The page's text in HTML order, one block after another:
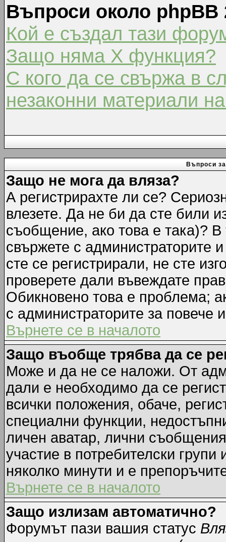
Въпроси около phpBB
Кой е създал тази
Защо няма X функция?
С кого да се свържа в
незаконни материали
Въпроси
Защо не мога да вляза?
А регистрирахте ли се?
влезете. Да не би да сте били
съобщение, ако това е така)?
свържете с администраторите
сте се регистрирали, не сте
проверете дали въвеждате
Обикновено това е проблема;
с администраторите за повече
Върнете се в началото
Защо въобще трябва да се
Може и да не се наложи. От
дали е необходимо да се
всички положения, обаче,
специални функции,
личен аватар, лични
участие в потребителски
няколко минути и е
Върнете се в началото
Защо излизам автоматично?
Форумът пази вашия статус